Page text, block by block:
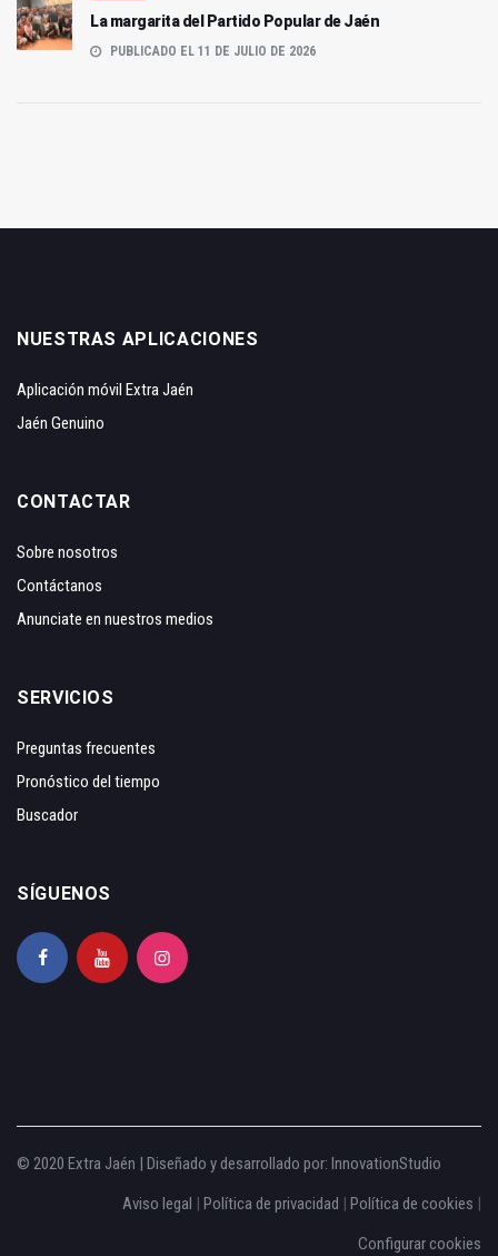
La margarita del Partido Popular de Jaén
PUBLICADO EL 11 DE JULIO DE 2026
NUESTRAS APLICACIONES
Aplicación móvil Extra Jaén
Jaén Genuino
CONTACTAR
Sobre nosotros
Contáctanos
Anunciate en nuestros medios
SERVICIOS
Preguntas frecuentes
Pronóstico del tiempo
Buscador
SÍGUENOS
© 2020 Extra Jaén | Diseñado y desarrollado por: InnovationStudio
Aviso legal | Política de privacidad | Política de cookies |
Configurar cookies